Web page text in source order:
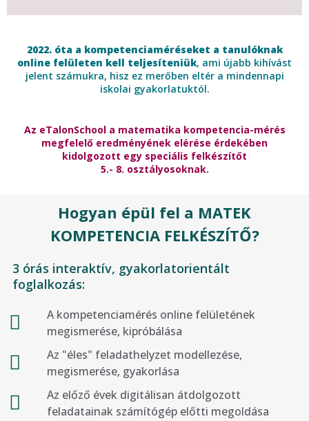
2022. óta a kompetenciaméréseket a tanulóknak
online felületen kell teljesíteniük, ami újabb kihívást
jelent számukra, hisz ez merőben eltér a mindennapi
iskolai gyakorlatuktól.
Az eTalonSchool a matematika kompetencia-mérés
megfelelő eredményének elérése érdekében
kidolgozott egy speciális felkészítőt
5.- 8. osztályosoknak.
Hogyan épül fel a MATEK
KOMPETENCIA FELKÉSZÍTŐ?
3 órás interaktív, gyakorlatorientált
foglalkozás:
A kompetenciamérés online felületének
megismerése, kipróbálása
Az "éles" feladathelyzet modellezése,
megismerése, gyakorlása
Az előző évek digitálisan átdolgozott
feladatainak számítógép előtti megoldása